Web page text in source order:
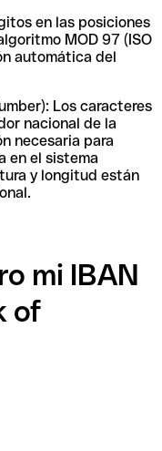
en las posiciones
MOD 97 (ISO
automática del
Los caracteres
nacional de la
necesaria para
en el sistema
y longitud están
mi IBAN
of